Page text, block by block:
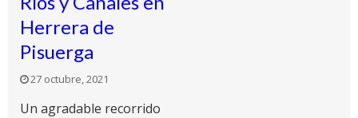
Herrera de
Pisuerga
27 octubre, 2021
Un agradable recorrido